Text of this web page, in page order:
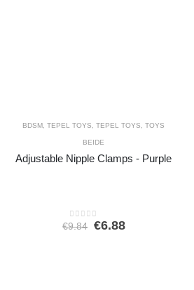
BDSM,TEPEL TOYS,TEPEL TOYS,TOYS
BEIDE
Adjustable Nipple Clamps - Purple
0out of 5
€9.84 Oorspronkelijke
€6.88Huidige